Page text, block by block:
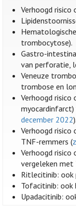
Verhoogd risico
trombocytose).
Gastro-
van perforatie,
Veneuze
trombose en
Verhoogd risico
december 2022).
Verhoogd
TNF-remmers (
Verhoogd risico
vergeleken met
Ritlecitinib:
Tofacitinib: ook
Upadacitinib: